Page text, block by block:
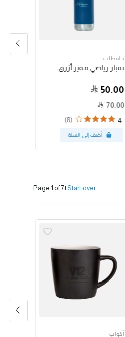
حافظات
تمبلر رياضي مميز أزرق
50.00
70.00
4
(8)
Page 1 of 7| Start over
أكواب